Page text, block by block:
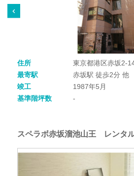
住所
東京都港区赤坂2-
最寄駅
赤坂駅 徒歩2分 他
竣工
1987年5月
基準階坪数
-
スペラボ赤坂溜池山王 レンタ